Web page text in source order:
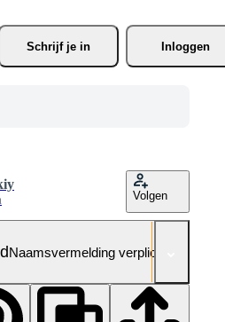
Schrijf je in Inloggen
Volgen
Naamsvermelding verplicht